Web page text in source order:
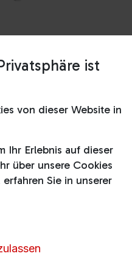
€
online verfügbar.
Sie uns eine
ist
von dieser Website in
Ihr Erlebnis auf dieser
über unsere Cookies
Sie in unserer